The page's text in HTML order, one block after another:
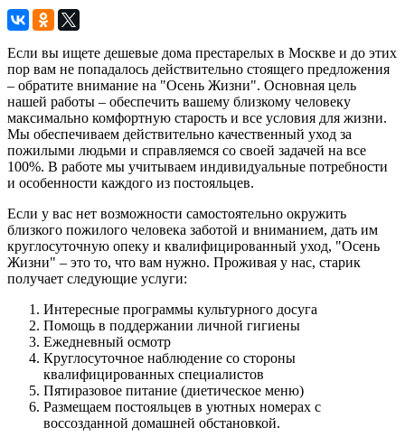
Если вы ищете дешевые дома престарелых в Москве и до этих
пор вам не попадалось действительно стоящего предложения
– обратите внимание на "Осень Жизни". Основная цель
нашей работы – обеспечить вашему близкому человеку
максимально комфортную старость и все условия для жизни.
Мы обеспечиваем действительно качественный уход за
пожилыми людьми и справляемся со своей задачей на все
100%. В работе мы учитываем индивидуальные потребности
и особенности каждого из постояльцев.
Если у вас нет возможности самостоятельно окружить
близкого пожилого человека заботой и вниманием, дать им
круглосуточную опеку и квалифицированный уход, "Осень
Жизни" – это то, что вам нужно. Проживая у нас, старик
получает следующие услуги:
Интересные программы культурного досуга
Помощь в поддержании личной гигиены
Ежедневный осмотр
Круглосуточное наблюдение со стороны
квалифицированных специалистов
Пятиразовое питание (диетическое меню)
Размещаем постояльцев в уютных номерах с
воссозданной домашней обстановкой.